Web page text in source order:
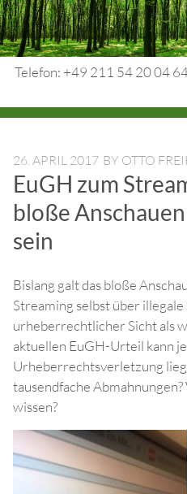
Skip
to
content
Telefon: +49 211 54 20 04
Medienrecht.
gewerbl.
Rechtsschutz.
26. APRIL 2017 BY OTTO
EuGH zum
bloße
sein
Bislang galt das bloße
Streaming selbst über
urheberrechtlicher Sicht als
aktuellen EuGH-Urteil kann
Urheberrechtsverletzung
tausendfache
wissen?